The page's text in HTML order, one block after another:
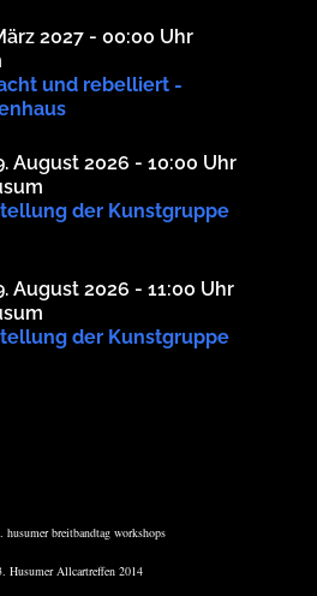
2027 - 00:00 Uhr
und rebelliert -
August 2026 - 10:00 Uhr
der Kunstgruppe
August 2026 - 11:00 Uhr
der Kunstgruppe
husumer breitbandtag workshops
Husumer Allcartreffen 2014